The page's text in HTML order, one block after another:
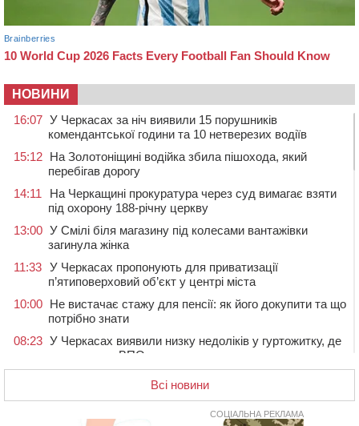
НОВИНИ
16:07 У Черкасах за ніч виявили 15 порушників
комендантської години та 10 нетверезих водіїв
15:12 На Золотоніщині водійка збила пішохода, який
перебігав дорогу
14:11
На Черкащині прокуратура через суд вимагає взяти
під охорону 188-річну церкву
13:00 У Смілі біля магазину під колесами вантажівки
загинула жінка
11:33 У Черкасах пропонують для приватизації
п’ятиповерховий об’єкт у центрі міста
10:00 Не вистачає стажу для пенсії: як його докупити та що
потрібно знати
08:23 У Черкасах виявили низку недоліків у гуртожитку, де
проживають ВПО
07 СЕРПНЯ 2026, П'ЯТНИЦЯ
20:55
На Черкащині врятували рідкісного чорного грифа
Всі новини
СОЦІАЛЬНА РЕКЛАМА